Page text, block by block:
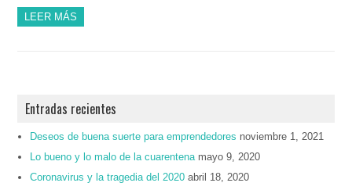
LEER MÁS
Entradas recientes
Deseos de buena suerte para emprendedores noviembre 1, 2021
Lo bueno y lo malo de la cuarentena mayo 9, 2020
Coronavirus y la tragedia del 2020 abril 18, 2020